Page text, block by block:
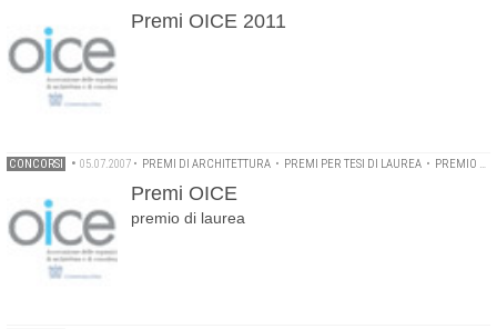
Premi OICE 2011
CONCORSI • 05.07.2007 • PREMI DI ARCHITETTURA • PREMI PER TESI DI LAUREA • PREMIO OICE
Premi OICE
premio di laurea